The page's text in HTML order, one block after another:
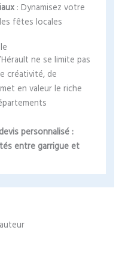
: Dynamisez votre
fêtes locales
ne se limite pas
créativité, de
en valeur le riche
personnalisé :
entre garrigue et